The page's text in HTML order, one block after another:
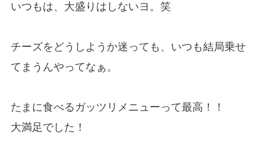
いつもは、大盛りはしないヨ。笑
チーズをどうしようか迷っても、いつも結局乗せ
てまうんやってなぁ。
たまに食べるガッツリメニューって最高！！
大満足でした！